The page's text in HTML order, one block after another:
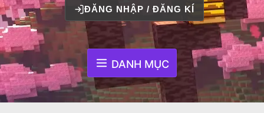
ĐĂNG NHẬP / ĐĂNG KÍ
DANH MỤC